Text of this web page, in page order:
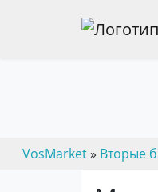
VosMarket» Вторые